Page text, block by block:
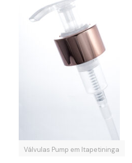
Válvulas Pump em Itapetininga